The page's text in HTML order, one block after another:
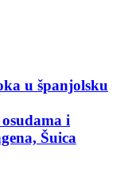
u španjolsku
i
Šuica